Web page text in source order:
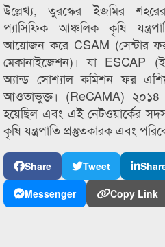
উল্লেখ্য, তুরস্কের ইজমির
প্যাসিফিক আঞ্চলিক কৃষি
আয়োজন করে CSAM (সেন্টার ফর
মেকানাইজেশন)। যা ESCAP
অ্যান্ড সোশ্যাল কমিশন ফর
আওতাভুক্ত। (ReCAMA) ২০১৪
হয়েছিল এবং এই নেটওয়ার্কের
কৃষি যন্ত্রপাতি প্রস্তুতকারক এবং
Share Tweet
Messenger
Copy Link